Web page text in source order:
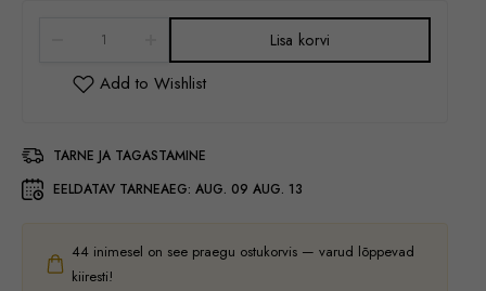
Lisa korvi
TARNE JA TAGASTAMINE
EELDATAV TARNEAEG: AUG. 09 AUG. 13
44 inimesel on see praegu ostukorvis — varud lõppevad
kiiresti!